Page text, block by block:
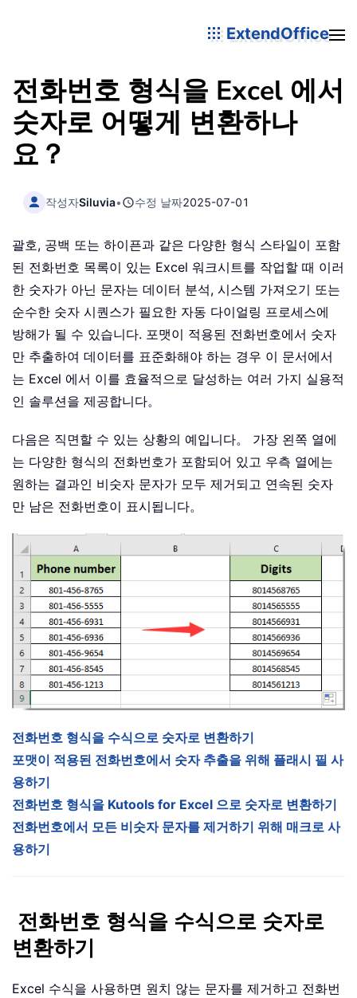
ExtendOffice
전화번호 형식을 Excel 에서
숫자로 어떻게 변환하나
요？
작성자Siluvia• 수정 날짜2025-07-01
괄호, 공백 또는 하이픈과 같은 다양한 형식 스타일이 포함
된 전화번호 목록이 있는 Excel 워크시트를 작업할 때 이러
한 숫자가 아닌 문자는 데이터 분석, 시스템 가져오기 또는
순수한 숫자 시퀀스가 필요한 자동 다이얼링 프로세스에
방해가 될 수 있습니다. 포맷이 적용된 전화번호에서 숫자
만 추출하여 데이터를 표준화해야 하는 경우 이 문서에서
는 Excel 에서 이를 효율적으로 달성하는 여러 가지 실용적
인 솔루션을 제공합니다。
다음은 직면할 수 있는 상황의 예입니다。 가장 왼쪽 열에
는 다양한 형식의 전화번호가 포함되어 있고 우측 열에는
원하는 결과인 비숫자 문자가 모두 제거되고 연속된 숫자
만 남은 전화번호이 표시됩니다。
전화번호 형식을 수식으로 숫자로 변환하기
포맷이 적용된 전화번호에서 숫자 추출을 위해 플래시 필 사
용하기
전화번호 형식을 Kutools for Excel 으로 숫자로 변환하기
전화번호에서 모든 비숫자 문자를 제거하기 위해 매크로 사
용하기
전화번호 형식을 수식으로 숫자로
변환하기
Excel 수식을 사용하면 원치 않는 문자를 제거하고 전화번